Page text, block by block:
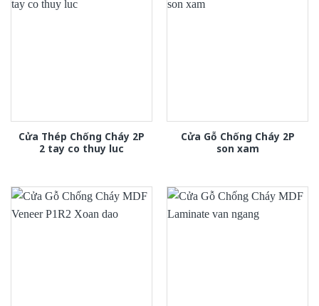
Cửa Thép Chống Cháy 2P
2 tay co thuy luc
Cửa Gỗ Chống Cháy 2P
son xam